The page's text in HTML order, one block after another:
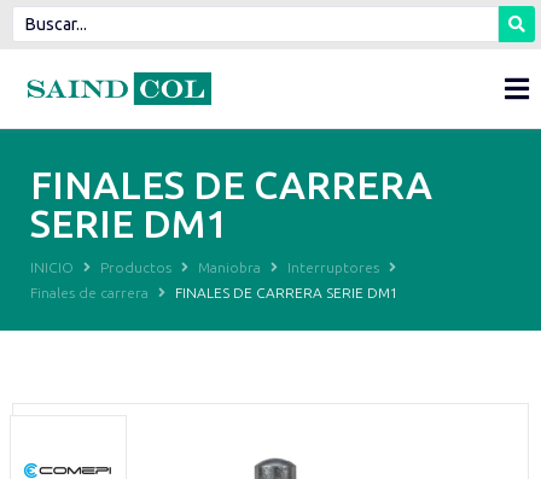
FINALES DE CARRERA
SERIE DM1
INICIO Productos Maniobra
Interruptores
Finales de carrera
FINALES DE CARRERA SERIE DM1